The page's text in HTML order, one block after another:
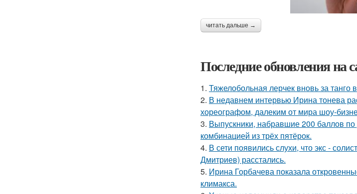
читать дальше →
Последние обновления на
1. Тяжелобольная лерчек вновь за танго
2. В недавнем интервью Ирина тонева
хореографом, далеким от мира шоу-
3. Выпускники, набравшие 200 баллов
комбинацией из трёх пятёрок.
4. В сети появились слухи, что экс -
Дмитриев) расстались.
5. Ирина Горбачева показала
климакса.